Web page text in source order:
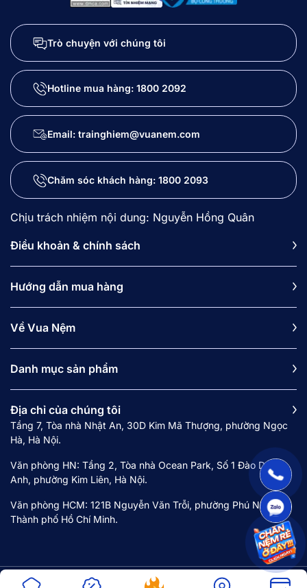
Trò chuyện với chúng tôi
Hotline mua hàng: 1800 2092
Email: trainghiem@vuanem.com
Chăm sóc khách hàng: 1800 2093
Chịu trách nhiệm nội dung: Nguyễn Hồng Quân
Điều khoản & chính sách
Hướng dẫn mua hàng
Về Vua Nệm
Danh mục sản phẩm
Địa chỉ của chúng tôi
Tầng 7, Tòa nhà Nhật An, 30D Kim Mã Thượng, phường Ngọc
Hà, Hà Nội.
Văn phòng HN: Tầng 2, Tòa nhà Ocean Park, Số 1 Đào Duy
Anh, phường Kim Liên, Hà Nội.
Văn phòng HCM: 121B Nguyễn Văn Trỗi, phường Phú Nhuận,
Thành phố Hồ Chí Minh.